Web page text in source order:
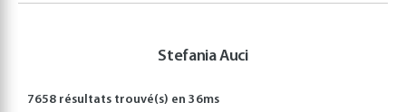
Stefania Auci
7658 résultats trouvé(s) en36ms